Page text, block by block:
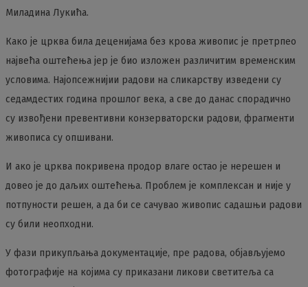
Миладина Лукића.
Како је црква била деценијама без крова живопис је претрпео
највећа оштећења јер је био изложен различитим временским
условима. Најопсежнијии радови на сликарству изведени су
седамдестих година прошлог века, а све до данас спорадично
су извођени превентивни конзерваторски радови, фрагменти
живописа су опшивани.
И ако је црква покривена продор влаге остао је нерешен и
довео је до даљих оштећења. Проблем је комплексан и није у
потпуности решен, а да би се сачувао живопис садашњи радови
су били неопходни.
У фази прикупљања документације, пре радова, објављујемо
фотографије на којима су приказани ликови светитеља са